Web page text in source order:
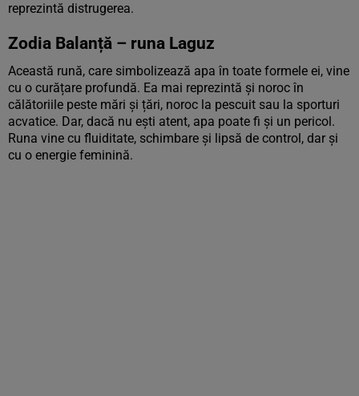
reprezintă distrugerea.
Zodia Balanță – runa Laguz
Această rună, care simbolizează apa în toate formele ei, vine
cu o curățare profundă. Ea mai reprezintă și noroc în
călătoriile peste mări și țări, noroc la pescuit sau la sporturi
acvatice. Dar, dacă nu ești atent, apa poate fi și un pericol.
Runa vine cu fluiditate, schimbare și lipsă de control, dar și
cu o energie feminină.